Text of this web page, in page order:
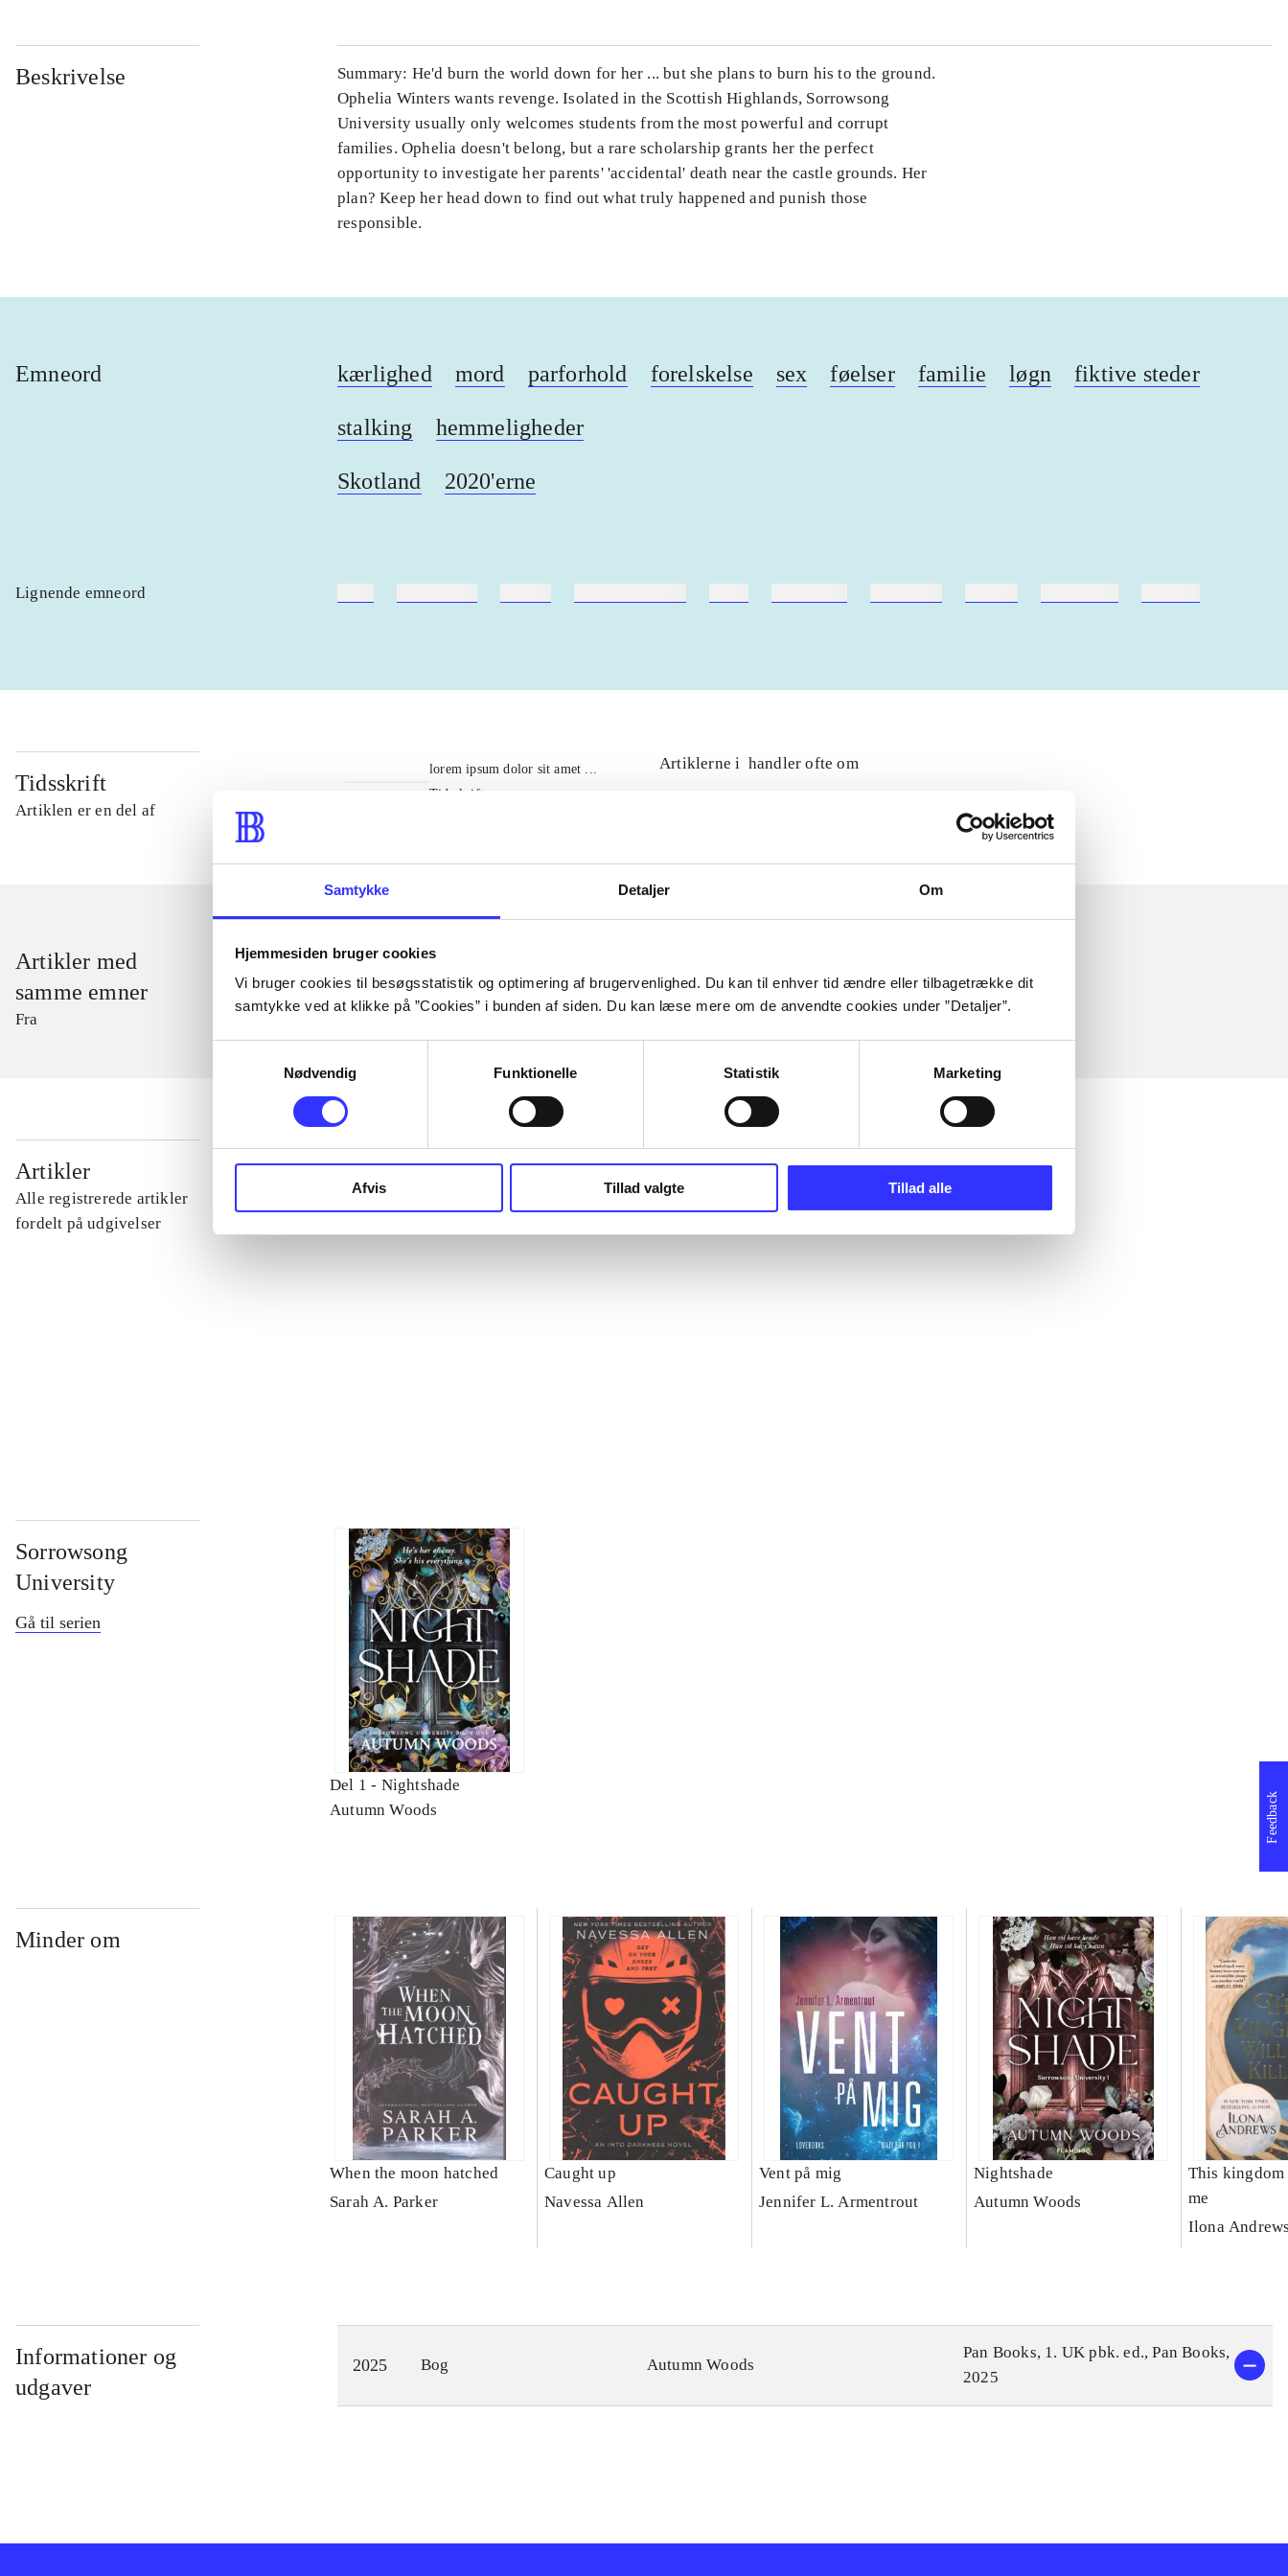
Samtykke Detaljer Om
Hjemmesiden bruger cookies
Vi bruger cookies til besøgsstatistik og optimering af brugervenlighed. Du kan til enhver tid ændre eller tilbagetrække dit
samtykke ved at klikke på ”Cookies” i bunden af siden. Du kan læse mere om de anvendte cookies under ”Detaljer”.
Nødvendig
Funktionelle Statistik Marketing
Afvis Tillad valgte Tillad alle
Beskrivelse
Summary: He'd burn the world down for her ... but she plans to burn his to the ground.
Ophelia Winters wants revenge. Isolated in the Scottish Highlands, Sorrowsong
University usually only welcomes students from the most powerful and corrupt
families. Ophelia doesn't belong, but a rare scholarship grants her the perfect
opportunity to investigate her parents' 'accidental' death near the castle grounds. Her
plan? Keep her head down to find out what truly happened and punish those
responsible.
Emneord kærlighed mord parforhold forelskelse sex føelser familie løgn fiktive steder
stalking hemmeligheder
Skotland 2020'erne
Lignende emneord
Tidsskrift
Artiklen er en del af
lorem ipsum dolor sit amet ...
Tidsskrift
Artiklerne i handler ofte om
Artikler med
samme emner
Fra
Artikler
Alle registrerede artikler
fordelt på udgivelser
Sorrowsong
University
Gå til serien
Del 1 - Nightshade
Autumn Woods
Minder om
When the moon hatched
Sarah A. Parker
Caught up
Navessa Allen
Vent på mig
Jennifer L. Armentrout
Nightshade
Autumn Woods
This
me
Ilona
Informationer og
udgaver
2025 Bog Autumn Woods
Pan Books, 1. UK pbk. ed., Pan Books,
2025
Feedback